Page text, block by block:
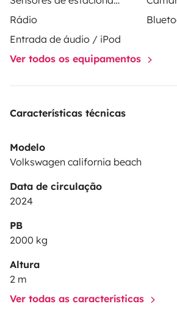
we cannot offer collections.
Rádio
Entrada de áudio / iPod
Ver todos os equipamentos
Características técnicas
Modelo
Volkswagen california beach
Data de circulação
2024
PB
2000 kg
Altura
2 m
Ver todas as características